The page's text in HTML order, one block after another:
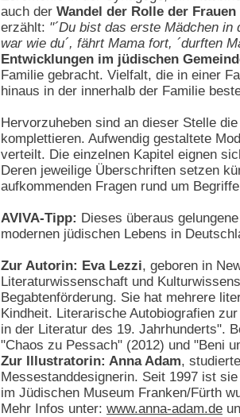
auch der Wandel der Rolle der Frauen
erzählt: "´Du bist das erste Mädchen
war wie du´, fährt Mama fort, ´durften
Entwicklungen im jüdischen
Familie gebracht. Vielfalt, die in einer
hinaus in der innerhalb der Familie
Hervorzuheben sind an dieser Stelle
komplettieren. Aufwendig gestaltete
verteilt. Die einzelnen Kapitel eignen
Deren jeweilige Überschriften setzen
aufkommenden Fragen rund um
AVIVA-Tipp: Dieses überaus
modernen jüdischen Lebens in
Zur Autorin: Eva Lezzi, geboren in
Literaturwissenschaft und
Begabtenförderung. Sie hat mehrere
Kindheit. Literarische Autobiografien
in der Literatur des 19. Jahrhunderts".
"Chaos zu Pessach" (2012) und "Beni
Zur Illustratorin: Anna Adam,
Messestanddesignerin. Seit 1997 ist
im Jüdischen Museum Franken/Fürth
Mehr Infos unter: www.anna-adam.de